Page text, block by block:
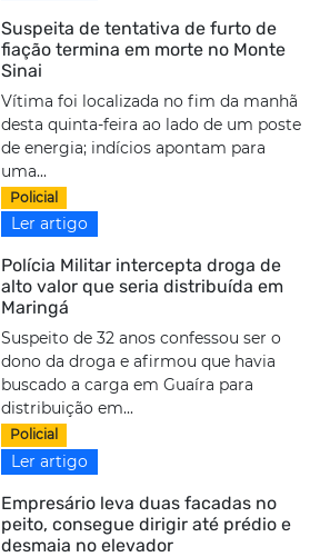
Suspeita de tentativa de furto de
fiação termina em morte no Monte
Sinai
Vítima foi localizada no fim da manhã
desta quinta-feira ao lado de um poste
de energia; indícios apontam para
uma...
Policial
Ler artigo
Polícia Militar intercepta droga de
alto valor que seria distribuída em
Maringá
Suspeito de 32 anos confessou ser o
dono da droga e afirmou que havia
buscado a carga em Guaíra para
distribuição em...
Policial
Ler artigo
Empresário leva duas facadas no
peito, consegue dirigir até prédio e
desmaia no elevador